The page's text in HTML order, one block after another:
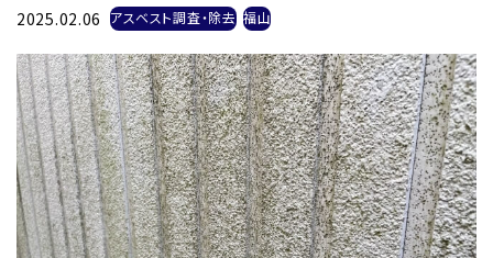
2025.02.06 アスベスト調査・除去 福山